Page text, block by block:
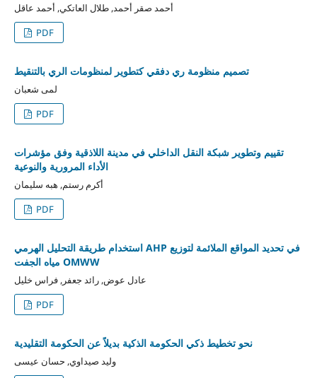
أحمد صقر أحمد, طلال العاتكي, أحمد عاقل
PDF
تصميم منظومة ري دفقي كتطوير لمنظومات الري بالتنقيط
لمى شعبان
PDF
تقييم وتطوير شبكة النقل الداخلي في مدينة اللاذقية وفق مؤشرات
الأداء المرورية والنوعية
أكرم رستم, هبه سليمان
PDF
استخدام طريقة التحليل الهرمي AHP في تحديد المواقع الملائمة لتوزيع
مياه الجفت OMWW
عادل عوض, رائد جعفر, فراس خليل
PDF
نحو تخطيط ذكي الحكومة الذكية بديلاً عن الحكومة التقليدية
وليد صيداوي, حسان عيسى